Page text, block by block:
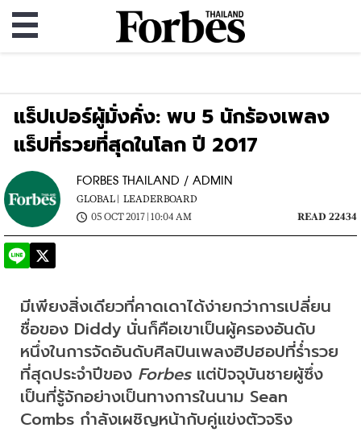
แร็ปเปอร์ผู้มั่งคั่ง: พบ 5 นักร้องเพลง
แร็ปที่รวยที่สุดในโลก ปี 2017
FORBES THAILAND / ADMIN
GLOBAL |
LEADERBOARD
05 OCT 2017 | 10:04 AM
READ 22434
มีเพียงสิ่งเดียวที่คาดเดาได้ง่ายกว่าการเปลี่ยน
ชื่อของ Diddy นั่นก็คือเขาเป็นผู้ครองอันดับ
หนึ่งในการจัดอันดับศิลปินเพลงฮิปฮอปที่ร่ำรวย
ที่สุดประจำปีของ Forbes แต่ปัจจุบันชายผู้ซึ่ง
เป็นที่รู้จักอย่างเป็นทางการในนาม Sean
Combs กำลังเผชิญหน้ากับคู่แข่งตัวจริง